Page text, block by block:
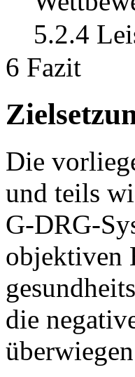
5.2.4
6 Fazit
Die
und teils
G-DRG-
objektiven
die